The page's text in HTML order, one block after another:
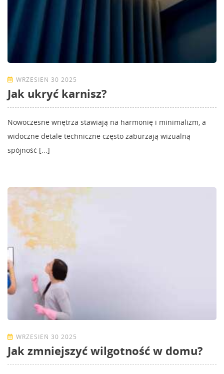
WRZESIEŃ 30 2025
Jak ukryć karnisz?
Nowoczesne wnętrza stawiają na harmonię i minimalizm, a
widoczne detale techniczne często zaburzają wizualną
spójność [...]
WRZESIEŃ 30 2025
Jak zmniejszyć wilgotność w domu?